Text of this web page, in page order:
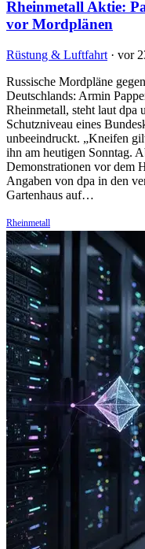
Rheinmetall Aktie:
vor Mordplänen
Rüstung & Luftfahrt · vor
Russische Mordpläne
Deutschlands: Armin
Rheinmetall, steht laut dpa
Schutzniveau eines
unbeeindruckt. „Kneifen
ihn am heutigen Sonntag.
Demonstrationen vor dem
Angaben von dpa in den
Gartenhaus auf…
Rheinmetall